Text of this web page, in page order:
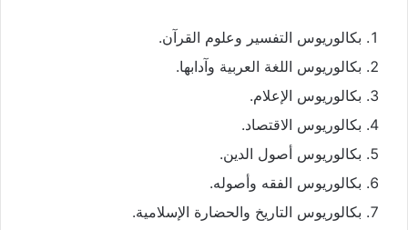
بكالوريوس التفسير وعلوم القرآن.
بكالوريوس اللغة العربية وآدابها.
بكالوريوس الإعلام.
بكالوريوس الاقتصاد.
بكالوريوس أصول الدين.
بكالوريوس الفقه وأصوله.
بكالوريوس التاريخ والحضارة الإسلامية.